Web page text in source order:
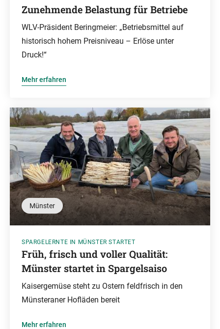
Zunehmende Belastung für Betriebe
WLV-Präsident Beringmeier: „Betriebsmittel auf
historisch hohem Preisniveau – Erlöse unter
Druck!“
Mehr erfahren
Münster
SPARGELERNTE IN MÜNSTER STARTET
Früh, frisch und voller Qualität:
Münster startet in Spargelsaiso
Kaisergemüse steht zu Ostern feldfrisch in den
Münsteraner Hofläden bereit
Mehr erfahren